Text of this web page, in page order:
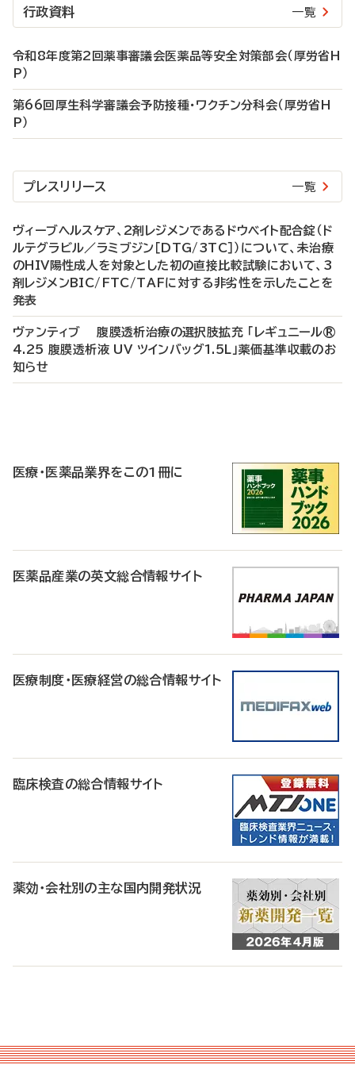
行政資料 一覧
令和8年度第2回薬事審議会医薬品等安全対策部会（厚労省H
P）
第66回厚生科学審議会予防接種・ワクチン分科会（厚労省H
P）
プレスリリース 一覧
ヴィーブヘルスケア、2剤レジメンであるドウベイト配合錠（ド
ルテグラビル／ラミブジン［DTG/3TC］）について、未治療
のHIV陽性成人を対象とした初の直接比較試験において、3
剤レジメンBIC/FTC/TAFに対する非劣性を示したことを
発表
ヴァンティブ 腹膜透析治療の選択肢拡充 「レギュニール®
4.25 腹膜透析液 UV ツインバッグ1.5L」薬価基準収載のお
知らせ
医療・医薬品業界をこの1冊に
医薬品産業の英文総合情報サイト
医療制度・医療経営の総合情報サイト
臨床検査の総合情報サイト
薬効・会社別の主な国内開発状況